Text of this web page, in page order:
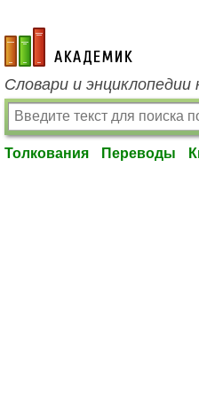
academic.ru
Словари и энциклопедии
Толкования Переводы